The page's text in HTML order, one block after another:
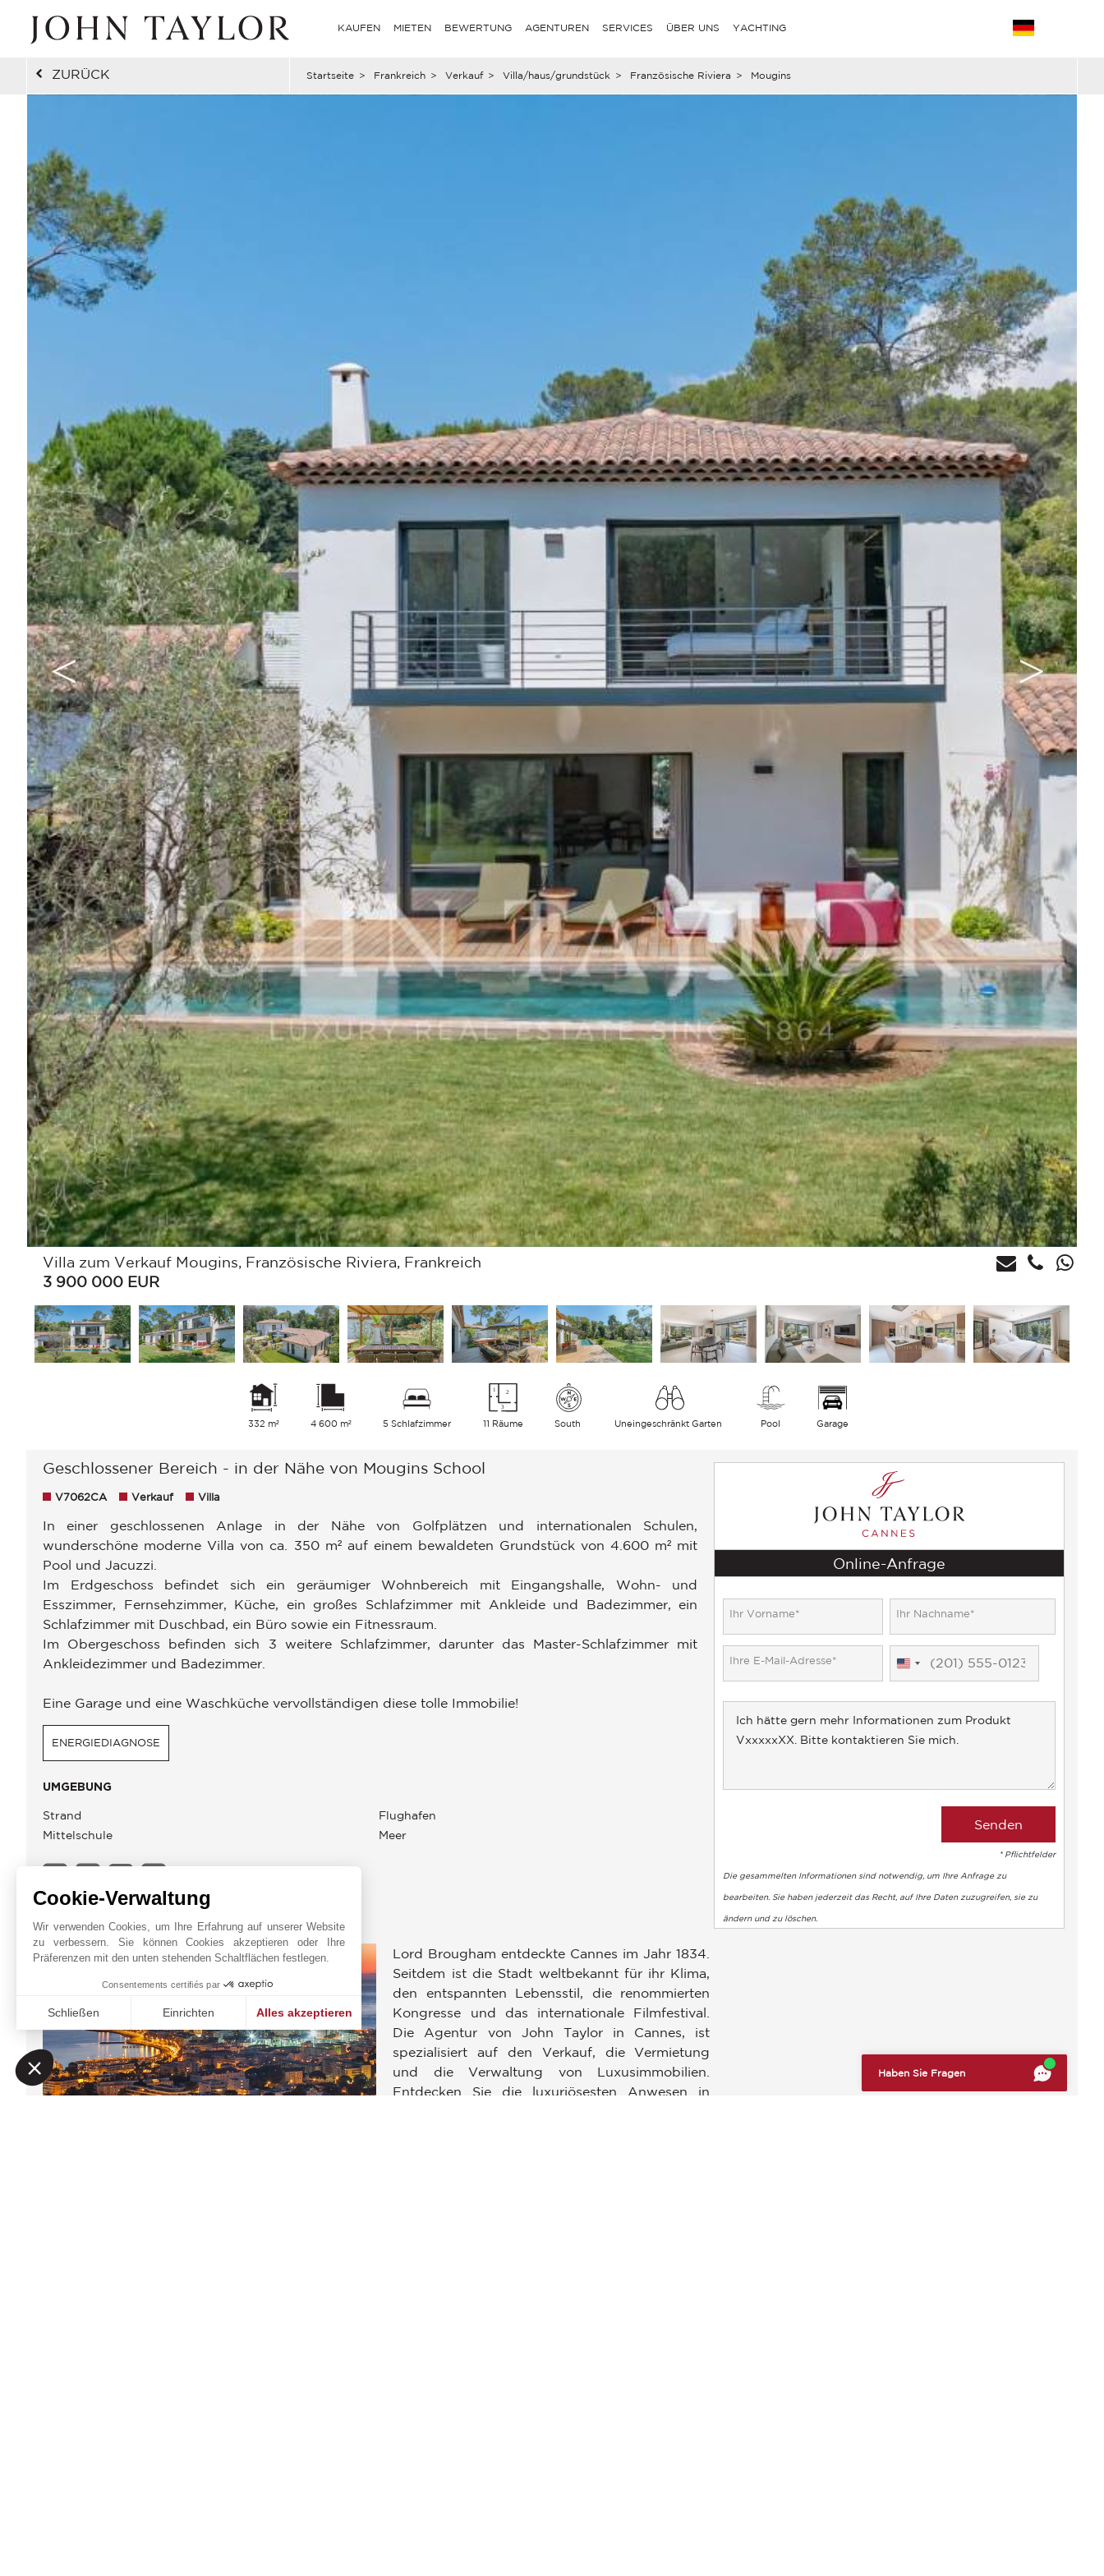
KAUFEN MIETEN BEWERTUNG AGENTUREN SERVICES ÜBER UNS YACHTING
ZURÜCK Startseite > Frankreich > Verkauf > Villa/haus/grundstück > Französische Riviera > Mougins
Villa zum Verkauf Mougins, Französische Riviera, Frankreich
3 900 000 EUR
332 m² 4 600 m² 5 Schlafzimmer 11 Räume South Uneingeschränkt Garten Pool Garage
Geschlossener Bereich - in der Nähe von Mougins School
V7062CA Verkauf Villa
In einer geschlossenen Anlage in der Nähe von Golfplätzen und internationalen Schulen,
wunderschöne moderne Villa von ca. 350 m² auf einem bewaldeten Grundstück von 4.600 m² mit
Pool und Jacuzzi.
Im Erdgeschoss befindet sich ein geräumiger Wohnbereich mit Eingangshalle, Wohn- und
Esszimmer, Fernsehzimmer, Küche, ein großes Schlafzimmer mit Ankleide und Badezimmer, ein
Schlafzimmer mit Duschbad, ein Büro sowie ein Fitnessraum.
Im Obergeschoss befinden sich 3 weitere Schlafzimmer, darunter das Master-Schlafzimmer mit
Ankleidezimmer und Badezimmer.
Eine Garage und eine Waschküche vervollständigen diese tolle Immobilie!
ENERGIEDIAGNOSE
UMGEBUNG
Strand
Mittelschule
Flughafen
Meer
JOHN TAYLOR CANNES
Lord Brougham entdeckte Cannes im Jahr 1834.
Seitdem ist die Stadt weltbekannt für ihr Klima,
den entspannten Lebensstil, die renommierten
Kongresse und das internationale Filmfestival.
Die Agentur von John Taylor in Cannes, ist
spezialisiert auf den Verkauf, die Vermietung
und die Verwaltung von Luxusimmobilien.
Entdecken Sie die luxuriösesten Anwesen in
Online-Anfrage
United
* Pflichtfelder
Die gesammelten Informationen sind notwendig, um Ihre Anfrage zu
bearbeiten. Sie haben jederzeit das Recht, auf Ihre Daten zuzugreifen, sie zu
ändern und zu löschen.
Haben Sie Fragen
Cookie-Verwaltung
Wir verwenden Cookies, um Ihre Erfahrung auf unserer Website
zu verbessern. Sie können Cookies akzeptieren oder Ihre
Präferenzen mit den unten stehenden Schaltflächen festlegen.
Consentements certifiés par
Schließen Einrichten Alles akzeptieren
Axeptio consent
Einwilligungsmanagementplattform: Passen Sie Ihre Optionen an
Unsere Plattform ermöglicht es Ihnen, Ihre Datenschutzeinstellungen individuell zu gestalten und zu verwalten, um die Einhaltung der Vorschriften zu gewährleisten. Passen Sie Ihre